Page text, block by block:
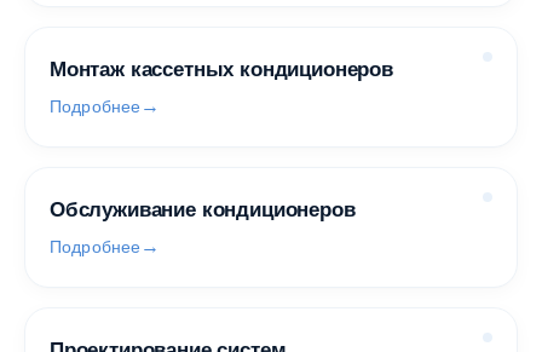
Монтаж кассетных кондиционеров
Подробнее
Обслуживание кондиционеров
Подробнее